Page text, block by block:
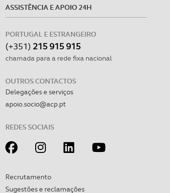
ASSISTÊNCIA E APOIO 24H
PORTUGAL E ESTRANGEIRO
(+351) 215 915 915
chamada para a rede fixa nacional
OUTROS CONTACTOS
Delegações e serviços
apoio.socio@acp.pt
REDES SOCIAIS
Recrutamento
Sugestões e reclamações